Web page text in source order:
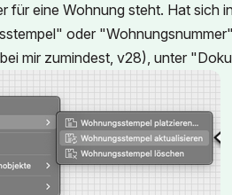
für eine Wohnung steht. Hat sich
oder
mir zumindest, v28), unter